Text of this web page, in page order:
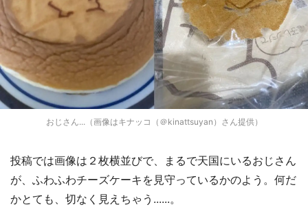
おじさん...（画像はキナッコ（＠kinattsuyan）さん提供）
投稿では画像は２枚横並びで、まるで天国にいるおじさん
が、ふわふわチーズケーキを見守っているかのよう。何だ
かとても、切なく見えちゃう......。